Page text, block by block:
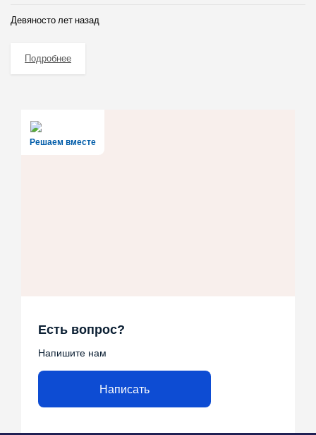
Девяносто лет назад
Подробнее
Решаем вместе
Есть вопрос?
Напишите нам
Написать